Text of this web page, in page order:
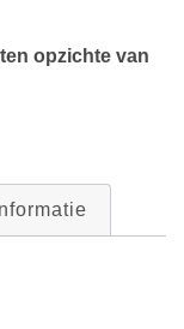
opzichte van